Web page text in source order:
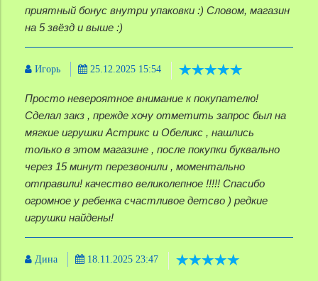
приятный бонус внутри упаковки :) Словом, магазин
на 5 звёзд и выше :)
Игорь 25.12.2025 15:54
Просто невероятное внимание к покупателю!
Сделал закз , прежде хочу отметить запрос был на
мягкие игрушки Астрикс и Обеликс , нашлись
только в этом магазине , после покупки буквально
через 15 минут перезвонили , моментально
отправили! качество великолепное !!!!! Спасибо
огромное у ребенка счастливое детсво ) редкие
игрушки найдены!
Дина 18.11.2025 23:47